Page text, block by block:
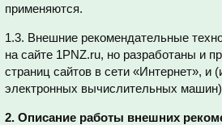
применяются.
1.3. Внешние рекомендательные
на сайте 1PNZ.ru, но разработаны и
страниц сайтов в сети «Интернет»,
электронных вычислительных
2. Описание работы внешних